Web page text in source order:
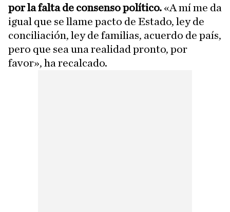
por la falta de consenso político. «A mí me da
igual que se llame pacto de Estado, ley de
conciliación, ley de familias, acuerdo de país,
pero que sea una realidad pronto, por
favor», ha recalcado.